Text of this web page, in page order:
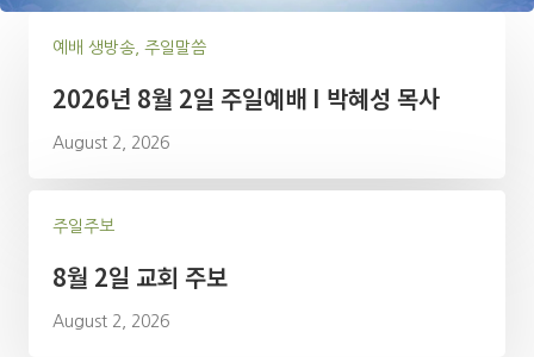
예배 생방송, 주일말씀
2026년 8월 2일 주일예배 I 박혜성 목사
August 2, 2026
주일주보
8월 2일 교회 주보
August 2, 2026